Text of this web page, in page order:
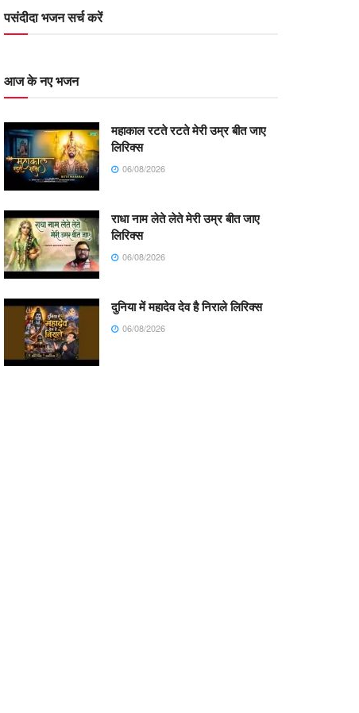
पसंदीदा भजन सर्च करें
आज के नए भजन
महाकाल रटते रटते मेरी उम्र बीत जाए
लिरिक्स
06/08/2026
राधा नाम लेते लेते मेरी उम्र बीत जाए
लिरिक्स
06/08/2026
दुनिया में महादेव देव है निराले लिरिक्स
06/08/2026